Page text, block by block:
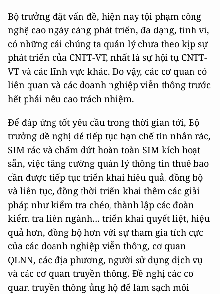
Bộ trưởng đặt vấn đề, hiện nay tội phạm công
nghệ cao ngày càng phát triển, đa dạng, tinh vi,
có những cái chúng ta quản lý chưa theo kịp sự
phát triển của CNTT-VT, nhất là sự hội tụ CNTT-
VT và các lĩnh vực khác. Do vậy, các cơ quan có
liên quan và các doanh nghiệp viễn thông trước
hết phải nêu cao trách nhiệm.
Để đáp ứng tốt yêu cầu trong thời gian tới, Bộ
trưởng đề nghị để tiếp tục hạn chế tin nhắn rác,
SIM rác và chấm dứt hoàn toàn SIM kích hoạt
sẵn, việc tăng cường quản lý thông tin thuê bao
cần được tiếp tục triển khai hiệu quả, đồng bộ
và liên tục, đồng thời triển khai thêm các giải
pháp như kiểm tra chéo, thành lập các đoàn
kiểm tra liên ngành… triển khai quyết liệt, hiệu
quả hơn, đồng bộ hơn với sự tham gia tích cực
của các doanh nghiệp viễn thông, cơ quan
QLNN, các địa phương, người sử dụng dịch vụ
và các cơ quan truyền thông. Đề nghị các cơ
quan truyền thông ủng hộ để làm sạch môi